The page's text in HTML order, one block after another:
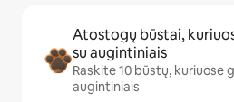
Atostogų būstai,
su augintiniais
Raskite 10 būstų, kuriuose
augintiniais